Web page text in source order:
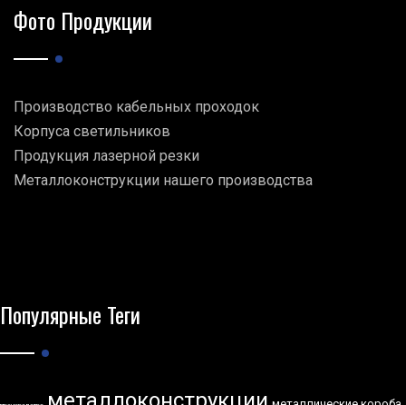
Фото Продукции
Производство кабельных проходок
Корпуса светильников
Продукция лазерной резки
Металлоконструкции нашего производства
Популярные Теги